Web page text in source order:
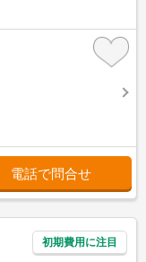
電話で問合せ
初期費用に注目